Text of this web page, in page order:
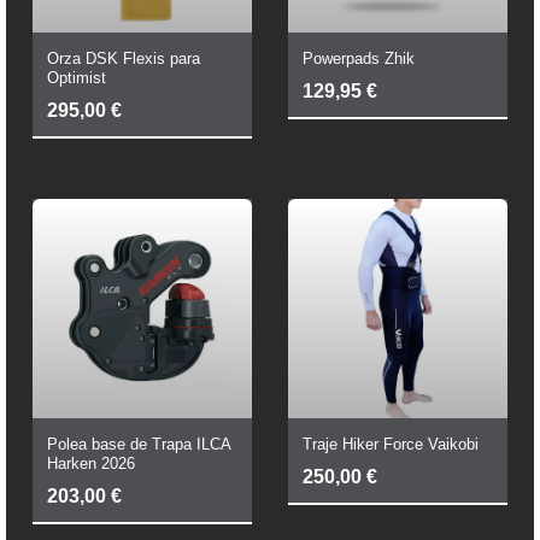
Orza DSK Flexis para
Optimist
295,00 €
Powerpads Zhik
129,95 €
Polea base de Trapa ILCA
Harken 2026
203,00 €
Traje Hiker Force Vaikobi
250,00 €